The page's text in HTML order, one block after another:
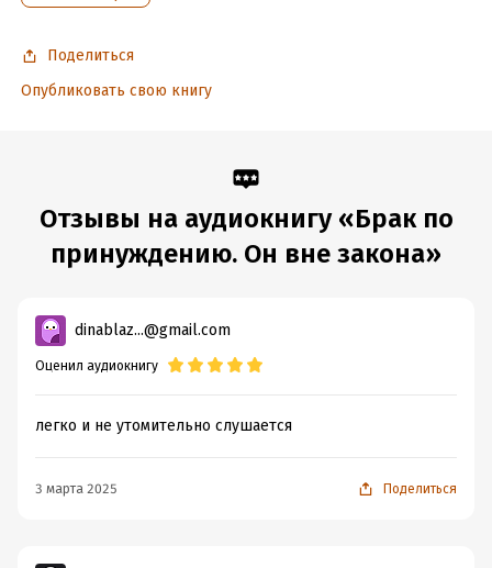
Поделиться
Опубликовать свою книгу
Отзывы на аудиокнигу «Брак по
принуждению. Он вне закона»
dinablaz...@gmail.com
Оценил аудиокнигу
легко и не утомительно слушается
3 марта 2025 Поделиться